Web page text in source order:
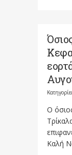
Ο
Καλή